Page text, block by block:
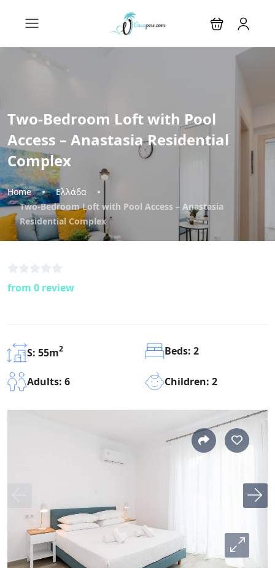
Two-Bedroom Loft with Pool
Access – Anastasia Residential
Complex
Home
Ελλάδα
Two-Bedroom Loft with Pool Access – Anastasia
Residential Complex
from 0 review
S: 55m2 Beds: 2
Adults: 6 Children: 2